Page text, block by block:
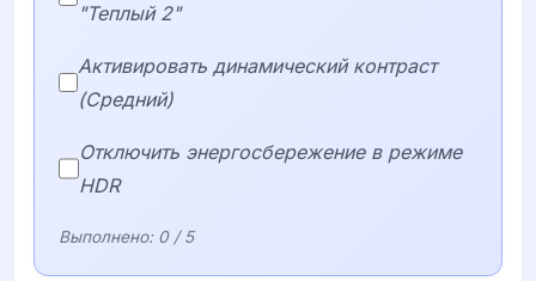
"Теплый 2"
Активировать динамический контраст
(Средний)
Отключить энергосбережение в режиме
HDR
Выполнено: 0/ 5